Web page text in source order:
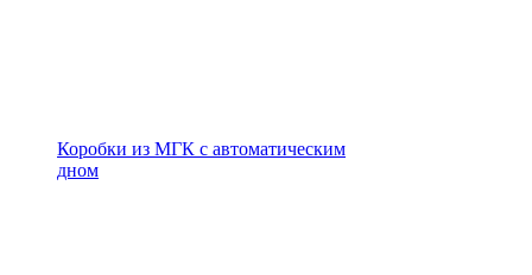
Коробки из МГК с автоматическим
дном